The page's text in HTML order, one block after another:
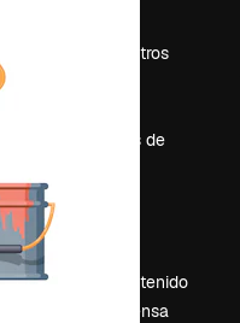
Sobre nosotros
Tendencias de
Eventos
Vender contenido
Sala de prensa